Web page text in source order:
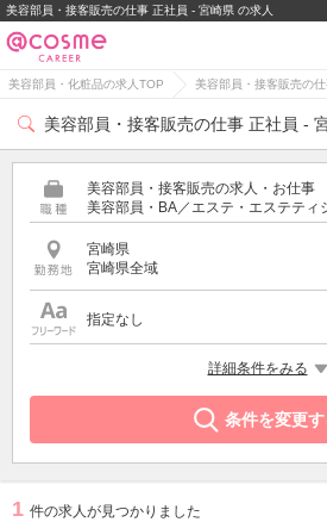
美容部員・接客販売の仕事 正社員 - 宮崎県 の求人
美容部員・化粧品の求人TOP 美容部員・接客販売の
美容部員・接客販売の仕事 正社員 -
美容部員・接客販売の求人・お仕事
宮崎県
宮崎県全域
指定なし
詳細条件をみる
条件を変更す
1 件の求人が見つかりました